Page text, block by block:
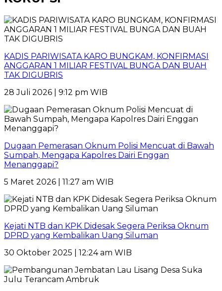
KADIS PARIWISATA KARO BUNGKAM, KONFIRMASI
ANGGARAN 1 MILIAR FESTIVAL BUNGA DAN BUAH
TAK DIGUBRIS
28 Juli 2026 | 9:12 pm WIB
Dugaan Pemerasan Oknum Polisi Mencuat di Bawah
Sumpah, Mengapa Kapolres Dairi Enggan
Menanggapi?
5 Maret 2026 | 11:27 am WIB
Kejati NTB dan KPK Didesak Segera Periksa Oknum
DPRD yang Kembalikan Uang Siluman
30 Oktober 2025 | 12:24 am WIB